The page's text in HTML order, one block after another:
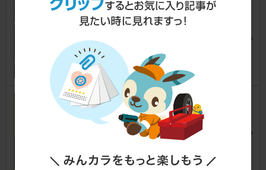
ATパドル誤作動、クロックスプ
リング交換で正常化
U&1さん
27
1
ツナグ商事（Tricolore)ハンド
ルカバー
ロードスター
32
1